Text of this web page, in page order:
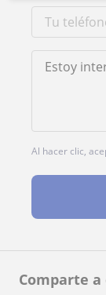
Comparte
Al hacer clic,